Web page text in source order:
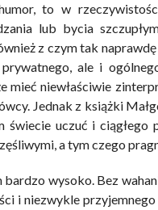
to w
lub bycia
z czym tak
ale i
mieć niewłaściwie
Jednak z książki
świecie uczuć i
a tym czego
wysoko. Bez
i niezwykle